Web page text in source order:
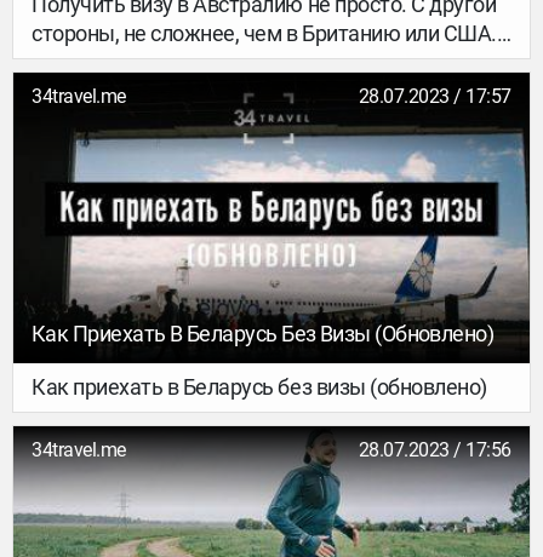
стороны, не сложнее, чем в Британию или США.
Правильный пакет документов, гарантия
финансовой состоятельности и немного
терпения – и ты уже на пути в страну мечты.
Составили подробный мануал, в котором есть
вся нужная информация от и до. Бери и делай!
34travel.me 28.07.2023 / 17:57
Как Приехать В Беларусь Без Визы (обновлено)
Как приехать в Беларусь без визы (обновлено)
34travel.me 28.07.2023 / 17:56